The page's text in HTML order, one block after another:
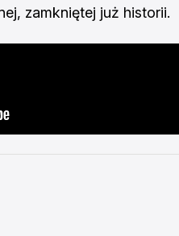
zamkniętej już historii.